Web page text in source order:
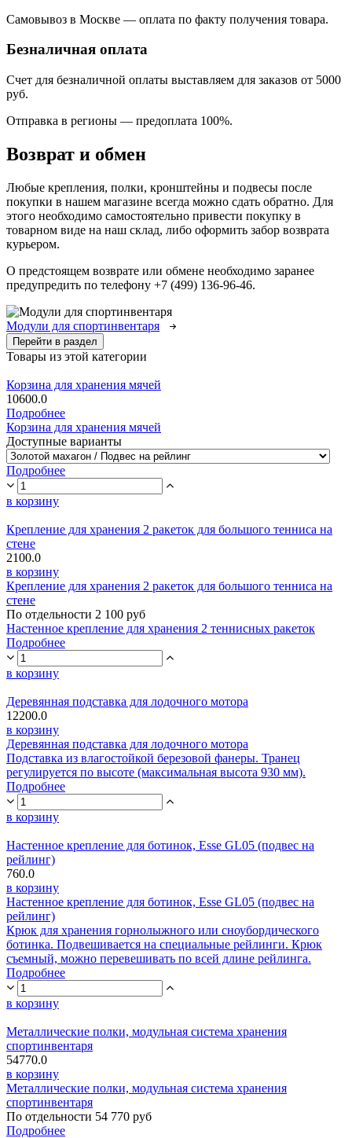
Самовывоз в Москве — оплата по факту получения товара.
Безналичная оплата
Счет для безналичной оплаты выставляем для заказов от 5000
руб.
Отправка в регионы — предоплата 100%.
Возврат и обмен
Любые крепления, полки, кронштейны и подвесы после
покупки в нашем магазине всегда можно сдать обратно. Для
этого необходимо самостоятельно привести покупку в
товарном виде на наш склад, либо оформить забор возврата
курьером.
О предстоящем возврате или обмене необходимо заранее
предупредить по телефону +7 (499) 136-96-46.
Модули для спортинвентаря
Перейти в раздел
Товары из этой категории
Корзина для хранения мячей
10600.0
Подробнее
Корзина для хранения мячей
Доступные варианты
Подробнее
в корзину
Крепление для хранения 2 ракеток для большого тенниса на
стене
2100.0
в корзину
Крепление для хранения 2 ракеток для большого тенниса на
стене
По отдельности 2 100 руб
Настенное крепление для хранения 2 теннисных ракеток
Подробнее
в корзину
Деревянная подставка для лодочного мотора
12200.0
в корзину
Деревянная подставка для лодочного мотора
Подставка из влагостойкой березовой фанеры. Транец
регулируется по высоте (максимальная высота 930 мм).
Подробнее
в корзину
Настенное крепление для ботинок, Esse GL05 (подвес на
рейлинг)
760.0
в корзину
Настенное крепление для ботинок, Esse GL05 (подвес на
рейлинг)
Крюк для хранения горнолыжного или сноубордического
ботинка. Подвешивается на специальные рейлинги. Крюк
съемный, можно перевешивать по всей длине рейлинга.
Подробнее
в корзину
Металлические полки, модульная система хранения
спортинвентаря
54770.0
в корзину
Металлические полки, модульная система хранения
спортинвентаря
По отдельности 54 770 руб
Подробнее